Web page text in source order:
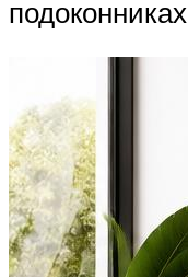
подоконниках